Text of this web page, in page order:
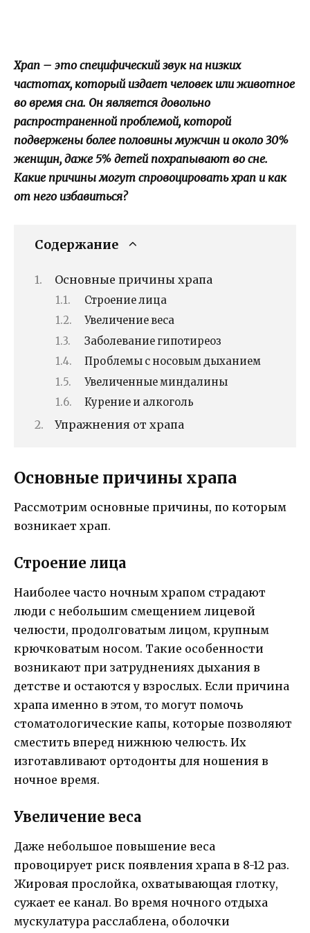
Храп – это специфический звук на низких
частотах, который издает человек или животное
во время сна. Он является довольно
распространенной проблемой, которой
подвержены более половины мужчин и около 30%
женщин, даже 5% детей похрапывают во сне.
Какие причины могут спровоцировать храп и как
от него избавиться?
Содержание
Основные причины храпа
Строение лица
Увеличение веса
Заболевание гипотиреоз
Проблемы с носовым дыханием
Увеличенные миндалины
Курение и алкоголь
Упражнения от храпа
Основные причины храпа
Рассмотрим основные причины, по которым
возникает храп.
Строение лица
Наиболее часто ночным храпом страдают
люди с небольшим смещением лицевой
челюсти, продолговатым лицом, крупным
крючковатым носом. Такие особенности
возникают при затруднениях дыхания в
детстве и остаются у взрослых. Если причина
храпа именно в этом, то могут помочь
стоматологические капы, которые позволяют
сместить вперед нижнюю челюсть. Их
изготавливают ортодонты для ношения в
ночное время.
Увеличение веса
Даже небольшое повышение веса
провоцирует риск появления храпа в 8-12 раз.
Жировая прослойка, охватывающая глотку,
сужает ее канал. Во время ночного отдыха
мускулатура расслаблена, оболочки